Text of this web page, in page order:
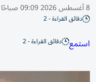
8 أغسطس 2026 09:09 صباحًا
دقائق القراءة - 2
استمع دقائق القراءة - 2